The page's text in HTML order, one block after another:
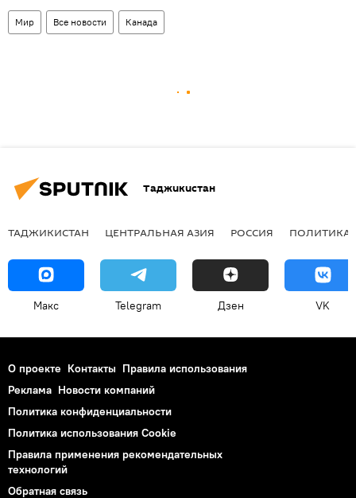
Мир Все новости Канада
Таджикистан
ТАДЖИКИСТАН ЦЕНТРАЛЬНАЯ АЗИЯ РОССИЯ ПОЛИТИКА
Макс Telegram Дзен VK
О проекте Контакты Правила использования
Реклама Новости компаний
Политика конфиденциальности
Политика использования Cookie
Правила применения рекомендательных
технологий
Обратная связь